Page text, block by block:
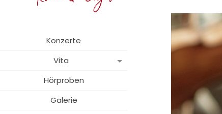
Konzerte
Vita
Hörproben
Galerie